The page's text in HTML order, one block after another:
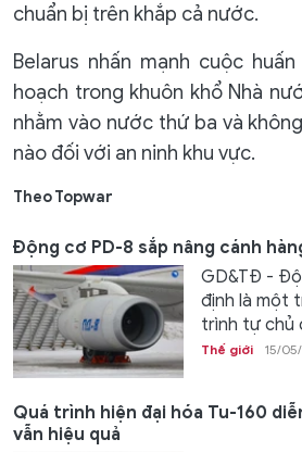
chuẩn bị trên khắp cả nước.
Belarus nhấn mạnh cuộc
hoạch trong khuôn khổ Nhà
nhằm vào nước thứ ba và
nào đối với an ninh khu vực.
Theo Topwar
Động cơ PD-8 sắp nâng cánh
GD&TĐ -
định là một
trình tự chủ
Thế giới 15/
Quá trình hiện đại hóa Tu-160
vẫn hiệu quả